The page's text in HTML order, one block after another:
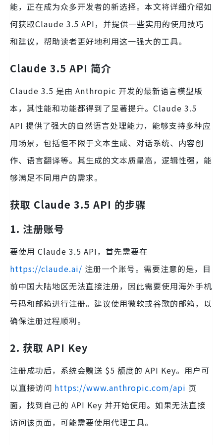
能，正在成为众多开发者的新选择。本文将详细介绍如
何获取Claude 3.5 API，并提供一些实用的使用技巧
和建议，帮助读者更好地利用这一强大的工具。
Claude 3.5 API 简介
Claude 3.5 是由 Anthropic 开发的最新语言模型版
本，其性能和功能都得到了显著提升。Claude 3.5
API 提供了强大的自然语言处理能力，能够支持多种应
用场景，包括但不限于文本生成、对话系统、内容创
作、语言翻译等。其生成的文本质量高，逻辑性强，能
够满足不同用户的需求。
获取 Claude 3.5 API 的步骤
1. 注册账号
要使用 Claude 3.5 API，首先需要在
https://claude.ai/ 注册一个账号。需要注意的是，目
前中国大陆地区无法直接注册，因此需要使用海外手机
号码和邮箱进行注册。建议使用微软或谷歌的邮箱，以
确保注册过程顺利。
2. 获取 API Key
注册成功后，系统会赠送 $5 额度的 API Key。用户可
以直接访问 https://www.anthropic.com/api 页
面，找到自己的 API Key 并开始使用。如果无法直接
访问该页面，可能需要使用代理工具。